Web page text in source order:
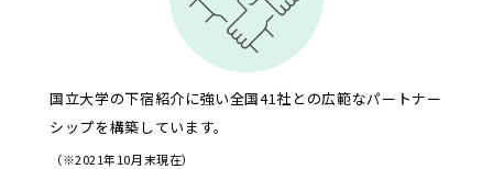
国立大学の下宿紹介に強い全国41社との広範なパートナー
シップを構築しています。
（※2021年10月末現在）